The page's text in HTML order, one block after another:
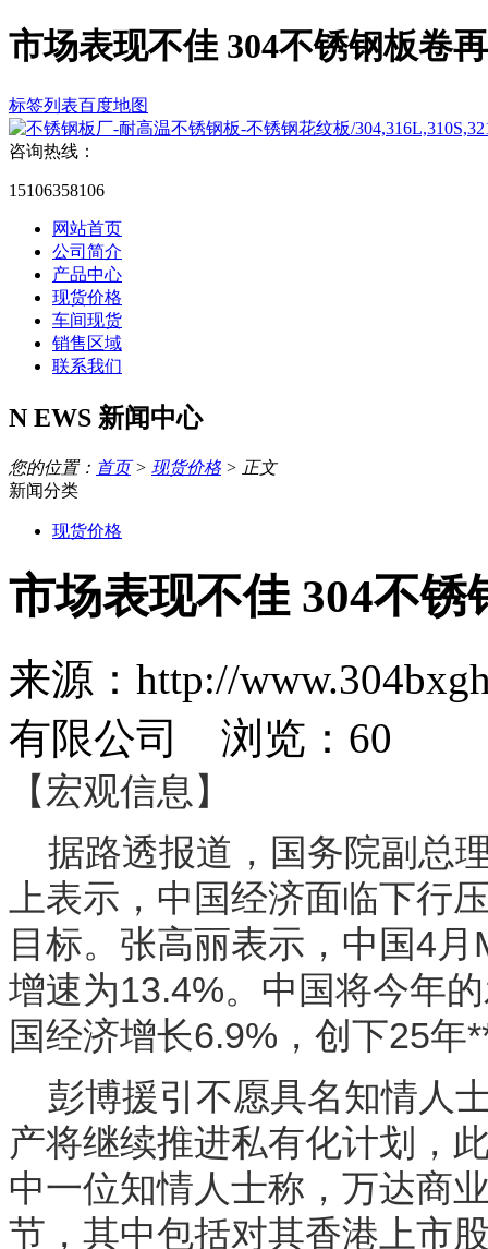
市场表现不佳 304不锈钢板卷
标签列表百度地图
咨询热线：
15106358106
网站首页
公司简介
产品中心
现货价格
车间现货
销售区域
联系我们
N EWS 新闻中心
您的位置： 首页> 现货价格> 正文
新闻分类
现货价格
市场表现不佳 304不锈
来源：http://
有限公司 浏览： 60
【宏观信息】
据路透报道，国务院副总
上表示，中国经济面临下行
目标。张高丽表示，中国4
增速为13.4%。中国将今年
国经济增长6.9%，创下25年
彭博援引不愿具名知情人
产将继续推进私有化计划，
中一位知情人士称，万达商
节，其中包括对其香港上市